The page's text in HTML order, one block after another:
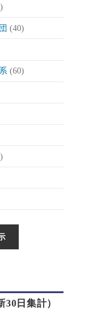
(40)
(60)
30日集計）